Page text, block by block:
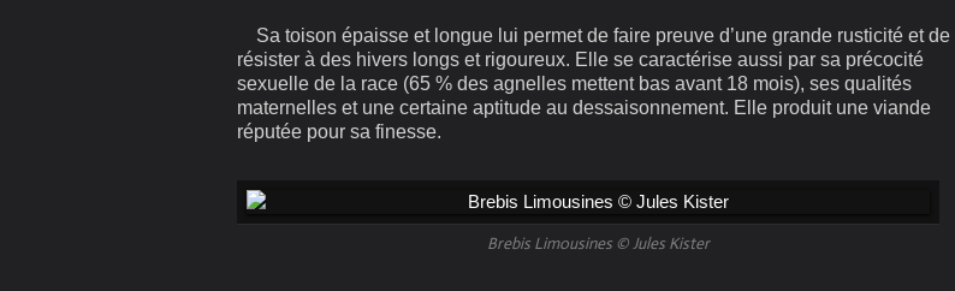
Sa toison épaisse et longue lui permet de faire preuve d’une grande rusticité et de
résister à des hivers longs et rigoureux. Elle se caractérise aussi par sa précocité
sexuelle de la race (65 % des agnelles mettent bas avant 18 mois), ses qualités
maternelles et une certaine aptitude au dessaisonnement. Elle produit une viande
réputée pour sa finesse.
Brebis Limousines © Jules Kister